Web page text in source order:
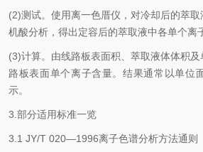
(2)测试。使用离一色厝仪，对冷却后的萃
机酸分析，得出定容后的萃取液中各单个离
(3)计算。由线路板表面积、萃取液体体积
路板表面单个离子含量。结果通常以单位
示。
3.部分适用标准一览
3.1 JY/T 020—1996离子色谱分析方法通则